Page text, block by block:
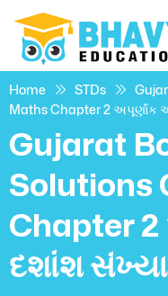
Home STDs
Maths Chapter 2
Gujarat
Solutions
Chapter
દશાંશ